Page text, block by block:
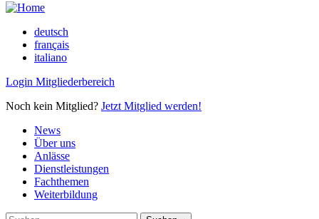
deutsch
français
italiano
Login Mitgliederbereich
Noch kein Mitglied? Jetzt Mitglied werden!
News
Über uns
Anlässe
Dienstleistungen
Fachthemen
Weiterbildung